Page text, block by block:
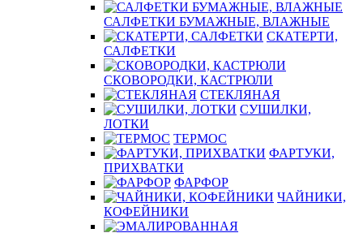
САЛФЕТКИ БУМАЖНЫЕ, ВЛАЖНЫЕ
СКАТЕРТИ,
САЛФЕТКИ
СКОВОРОДКИ, КАСТРЮЛИ
СТЕКЛЯНАЯ
СУШИЛКИ,
ЛОТКИ
ТЕРМОС
ФАРТУКИ,
ПРИХВАТКИ
ФАРФОР
ЧАЙНИКИ,
КОФЕЙНИКИ